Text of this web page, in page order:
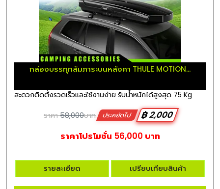
กล่องบรรทุกสัมภาระบนหลังคา THULE MOTION...
สะดวกติดตั้งรวดเร็วและใช้งานง่าย รับน้ำหนักได้สูงสุด 75 Kg
ราคา58,000บาท ประหยัดไป
฿ 2,000
ราคาโปรโมชั่น 56,000 บาท
รายละเอียด เปรียบเทียบสินค้า